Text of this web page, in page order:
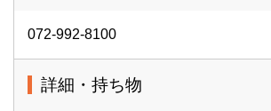
072-992-8100
詳細・持ち物